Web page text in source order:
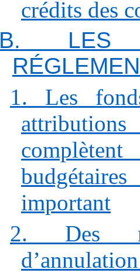
crédits des
B. LES
1. Les
important
2. Des